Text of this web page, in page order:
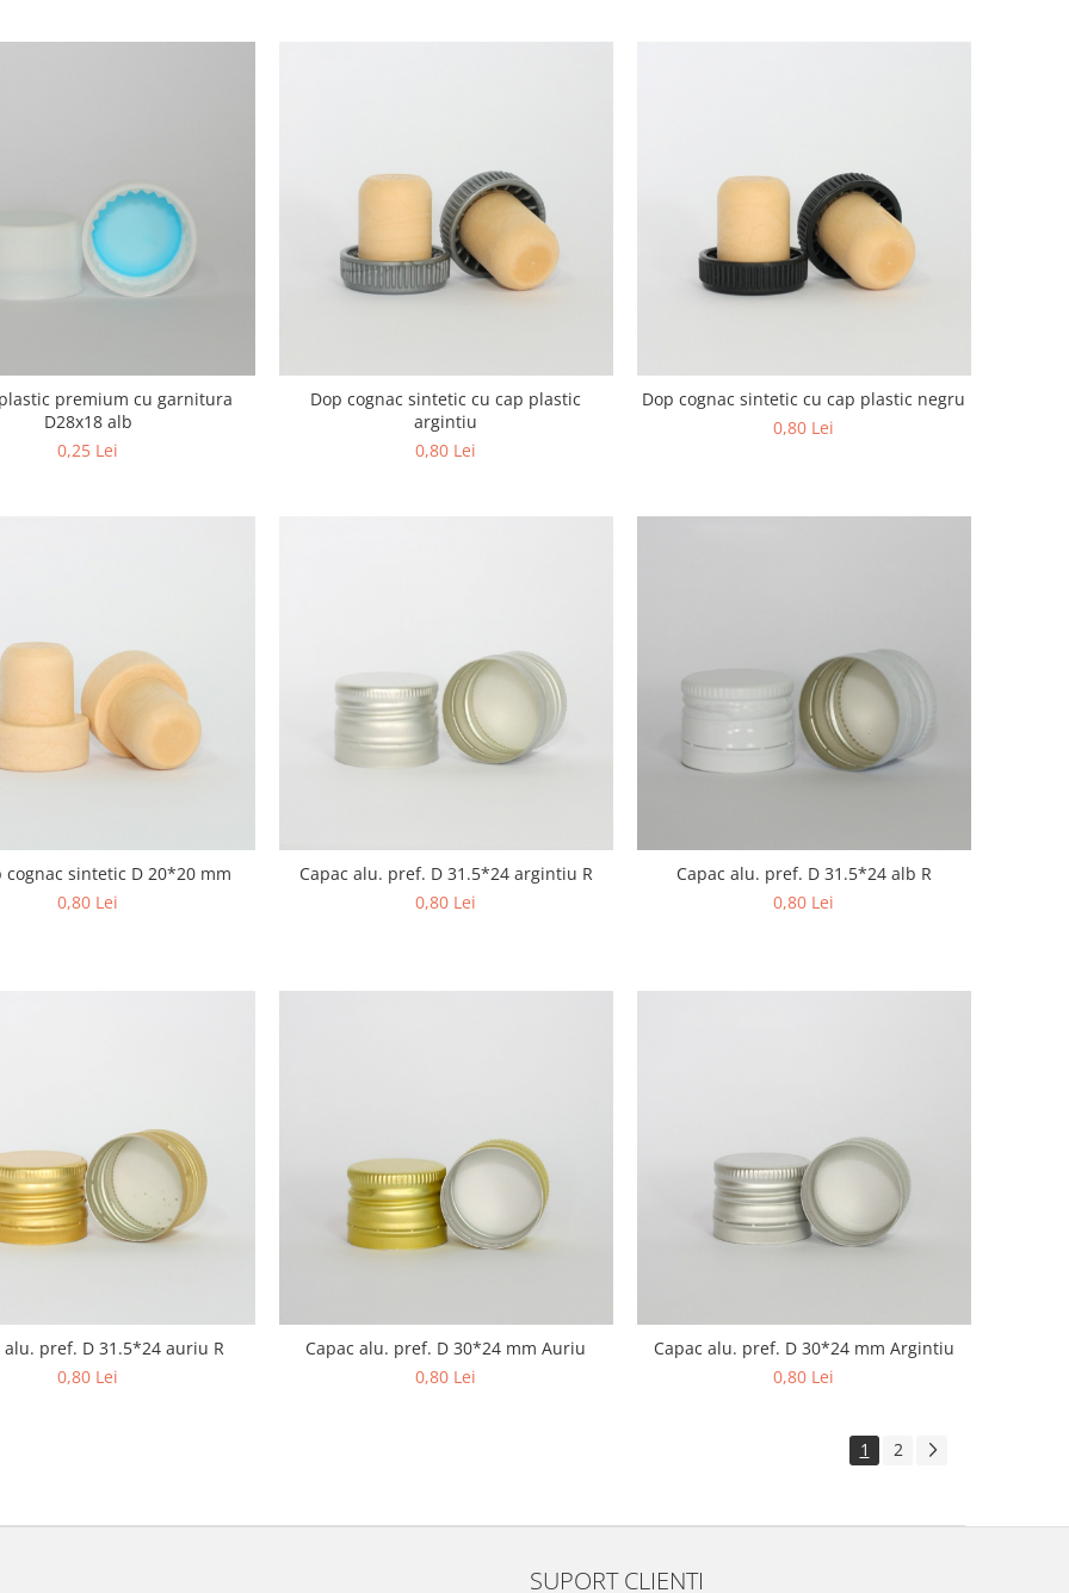
premium cu garnitura
D28x18 alb
0,25 Lei
Dop cognac sintetic cu cap plastic
argintiu
0,80 Lei
Dop cognac sintetic cu cap plastic negru
0,80 Lei
cognac sintetic D 20*20 mm
0,80 Lei
Capac alu. pref. D 31.5*24 argintiu R
0,80 Lei
Capac alu. pref. D 31.5*24 alb R
0,80 Lei
alu. pref. D 31.5*24 auriu R
0,80 Lei
Capac alu. pref. D 30*24 mm Auriu
0,80 Lei
Capac alu. pref. D 30*24 mm Argintiu
0,80 Lei
1 2
SUPORT CLIENTI